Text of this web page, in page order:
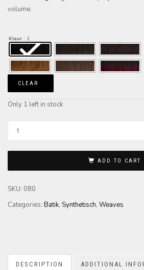
volume.
Kleur : 1
CLEAR
Only 1 left in stock
ADD TO CART
SKU: 080
Categories: Batik, Synthetisch, Weaves
DESCRIPTION ADDITIONAL